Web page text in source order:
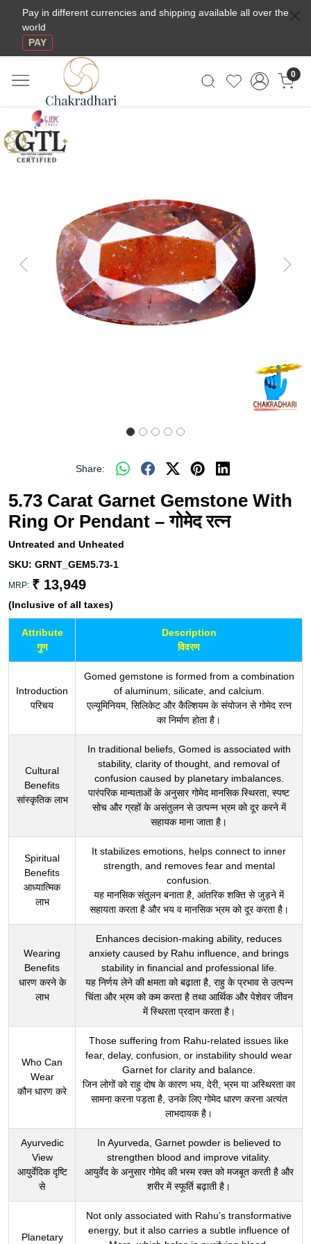
Pay in different currencies and shipping available all over the
world
PAY
0
Previous Next
Share:
5.73 Carat Garnet Gemstone With
Ring Or Pendant – गोमेद रत्न
Untreated and Unheated
SKU: GRNT_GEM5.73-1
MRP: ₹ 13,949
(Inclusive of all taxes)
Attribute
गुण
Description
विवरण
Introduction
परिचय
Gomed gemstone is formed from a combination
of aluminum, silicate, and calcium.
एल्यूमिनियम, सिलिकेट और कैल्शियम के संयोजन से गोमेद रत्न
का निर्माण होता है।
Cultural
Benefits
सांस्कृतिक लाभ
In traditional beliefs, Gomed is associated with
stability, clarity of thought, and removal of
confusion caused by planetary imbalances.
पारंपरिक मान्यताओं के अनुसार गोमेद मानसिक स्थिरता, स्पष्ट
सोच और ग्रहों के असंतुलन से उत्पन्न भ्रम को दूर करने में
सहायक माना जाता है।
Spiritual
Benefits
आध्यात्मिक
लाभ
It stabilizes emotions, helps connect to inner
strength, and removes fear and mental
confusion.
यह मानसिक संतुलन बनाता है, आंतरिक शक्ति से जुड़ने में
सहायता करता है और भय व मानसिक भ्रम को दूर करता है।
Wearing
Benefits
धारण करने के
लाभ
Enhances decision-making ability, reduces
anxiety caused by Rahu influence, and brings
stability in financial and professional life.
यह निर्णय लेने की क्षमता को बढ़ाता है, राहु के प्रभाव से उत्पन्न
चिंता और भ्रम को कम करता है तथा आर्थिक और पेशेवर जीवन
में स्थिरता प्रदान करता है।
Who Can
Wear
कौन धारण करे
Those suffering from Rahu-related issues like
fear, delay, confusion, or instability should wear
Garnet for clarity and balance.
जिन लोगों को राहु दोष के कारण भय, देरी, भ्रम या अस्थिरता का
सामना करना पड़ता है, उनके लिए गोमेद धारण करना अत्यंत
लाभदायक है।
Ayurvedic
View
आयुर्वेदिक दृष्टि
से
In Ayurveda, Garnet powder is believed to
strengthen blood and improve vitality.
आयुर्वेद के अनुसार गोमेद की भस्म रक्त को मजबूत करती है और
शरीर में स्फूर्ति बढ़ाती है।
Planetary
Not only associated with Rahu’s transformative
energy, but it also carries a subtle influence of